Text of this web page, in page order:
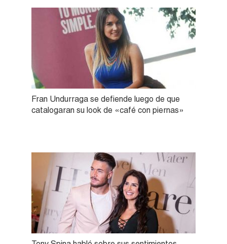
Fran Undurraga se defiende luego de que
catalogaran su look de «café con piernas»